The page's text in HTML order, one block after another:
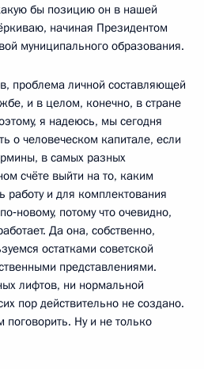
бы позицию он в нашей
начиная Президентом
муниципального образования.
проблема личной составляющей
и в целом, конечно, в стране
я надеюсь, мы сегодня
о человеческом капитале, если
в самых разных
счёте выйти на то, каким
работу и для комплектования
потому что очевидно,
Да она, собственно,
остатками советской
представлениями.
лифтов, ни нормальной
пор действительно не создано.
Ну и не только